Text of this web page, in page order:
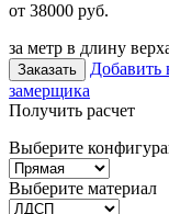
от 38000 руб.
за метр в длину
Заказать Добавить
замерщика
Получить расчет
Выберите
Выберите материал